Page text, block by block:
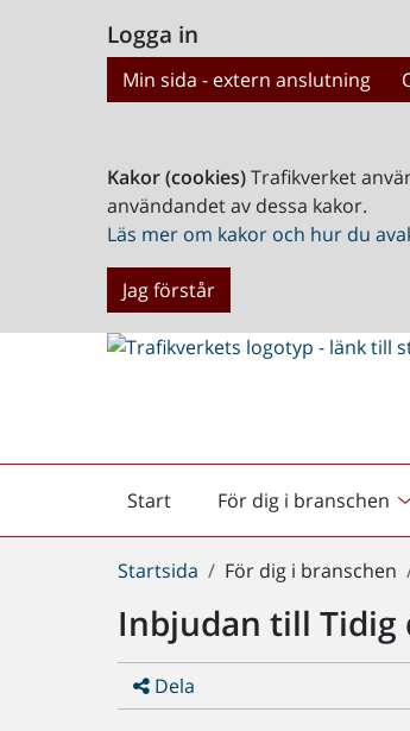
Logga in
Min sida - extern anslutning
Kakor (cookies)Trafikverket
användandet av dessa kakor.
Läs mer om kakor och hur du
Jag förstår
Start
Startsida För dig i branschen
Du
här:
Startsida För dig i branschen
Inbjudan till Tidig
Dela